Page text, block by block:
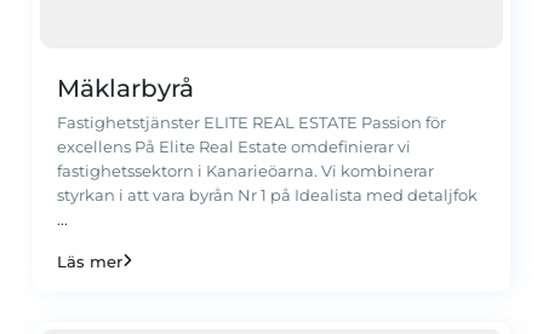
Mäklarbyrå
Fastighetstjänster ELITE REAL ESTATE Passion för
excellens På Elite Real Estate omdefinierar vi
fastighetssektorn i Kanarieöarna. Vi kombinerar
styrkan i att vara byrån Nr 1 på Idealista med detaljfok
...
Läs mer